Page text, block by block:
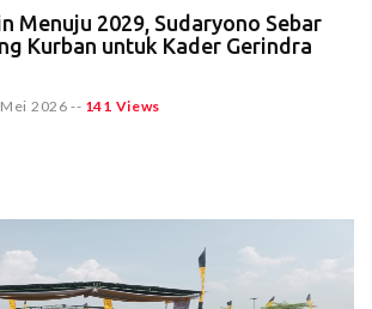
Menuju 2029, Sudaryono Sebar
Kurban untuk Kader Gerindra
Mei 2026 -- 141 Views